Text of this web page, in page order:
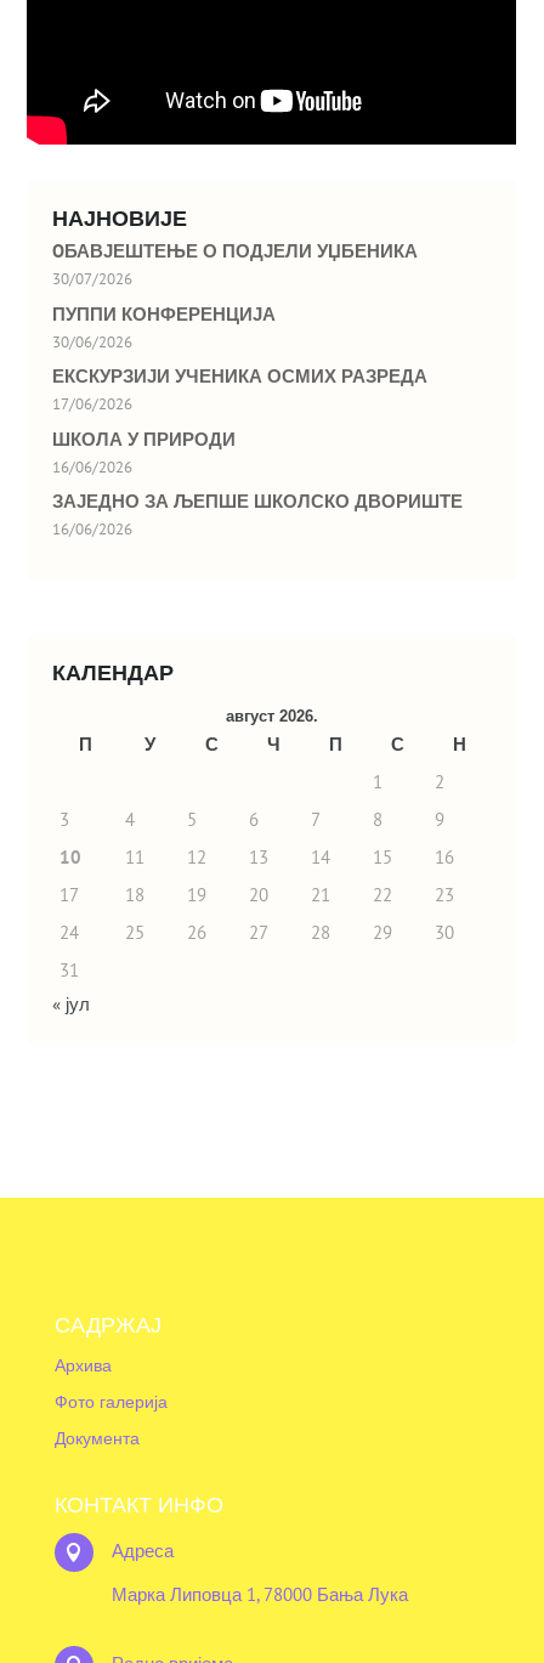
НАЈНОВИЈЕ
OБАВЈЕШТЕЊЕ О ПОДЈЕЛИ УЏБЕНИКА
30/07/2026
ПУППИ КОНФЕРЕНЦИЈА
30/06/2026
ЕКСКУРЗИЈИ УЧЕНИКА ОСМИХ РАЗРЕДА
17/06/2026
ШКОЛА У ПРИРОДИ
16/06/2026
ЗАЈЕДНО ЗА ЉЕПШЕ ШКОЛСКО ДВОРИШТЕ
16/06/2026
КАЛЕНДАР
август 2026.
П У С Ч П С
Н
1
2
3
4 5 6 7 8
9
10
11 12 13 14 15
16
17
18 19 20 21 22
23
24
25 26 27 28 29
30
31
« јул
САДРЖАЈ
Архива
Фото галерија
Документа
КОНТАКТ ИНФО
 Адреса
Марка Липовца 1, 78000 Бања Лука